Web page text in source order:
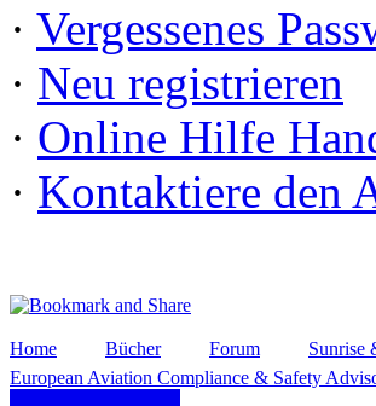
· Vergessenes
· Neu registrieren
· Online Hilfe
· Kontaktiere den
Home Bücher Forum Sunrise
European Aviation Compliance & Safety